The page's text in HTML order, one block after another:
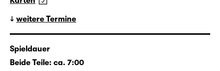
das Walter dem jungen Eric zuerkennt.
Beide lernen sich eher zufällig kennen, beide
sind auf ihre Art allein: Walter ist es gewohnt,
Geschäftsverhandlungen in der ganzen Welt
unterwegs ist; Erics Freund Toby ist seit
weitere Termine
Spieldauer
Beide Teile: ca. 7:00